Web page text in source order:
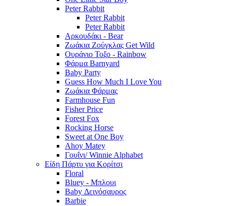
Peter Rabbit
Peter Rabbit
Peter Rabbit
Αρκουδάκι - Bear
Ζωάκια Ζούγκλας Get Wild
Ουράνιο Τοξο - Rainbow
Φάρμα Barnyard
Baby Party
Guess How Much I Love You
Ζωάκια Φάρμας
Farmhouse Fun
Fisher Price
Forest Fox
Rocking Horse
Sweet at One Boy
Ahoy Matey
Γουΐνι/ Winnie Alphabet
Είδη Πάρτυ για Κορίτσι
Floral
Bluey - Μπλουι
Baby Δεινόσαυρος
Barbie